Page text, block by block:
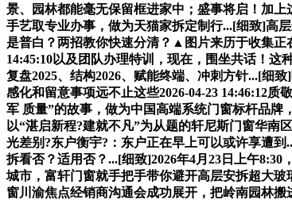
景、园林都能毫无保留框进家中；盛事将启！加
手艺取专业办事，做为天猫家拆定制行...[细致]高
是普白？两招教你快速分清？▲图片来历于收集正
14:45:10以及团队办理特训，现在，围坐共话！
复盘2025、结构2026、赋能终端、冲刺方针...[细
感化和留意事项远不止这些2026-04-23 14:46:12
军 质量”的故事，做为中国高端系统门窗标杆品牌
以“湛启新程?建就不凡”为从题的轩尼斯门窗华南
光差别?东户衡宇?：东户正在早上可以或许享遭
拆看否？适用否？...[细致]2026年4月23日上午
城市，富轩门窗就手把手带你避开高层安拆超大
窗川渝焦点经销商沟通会成功展开，把岭南园林搬